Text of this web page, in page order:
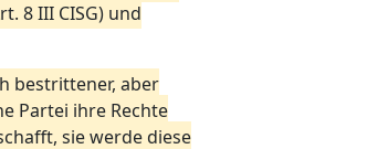
8 III CISG) und
bestrittener, aber
Partei ihre Rechte
sie werde diese